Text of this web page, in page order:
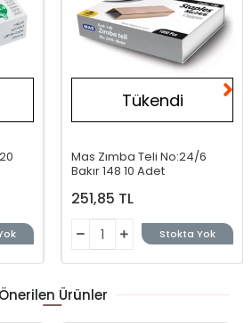
Tükendi
Mas Zımba Teli No:24/6
Bakır 148 10 Adet
251,85 TL
Stokta Yok
Önerilen Ürünler